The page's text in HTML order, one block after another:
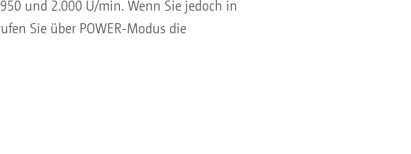
und 2.000 U/min. Wenn Sie jedoch in
Sie über POWER-Modus die